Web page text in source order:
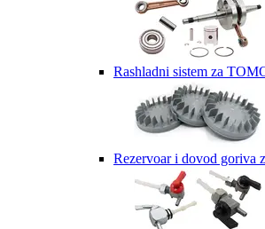
Rashladni sistem za
Rezervoar i dovod goriva